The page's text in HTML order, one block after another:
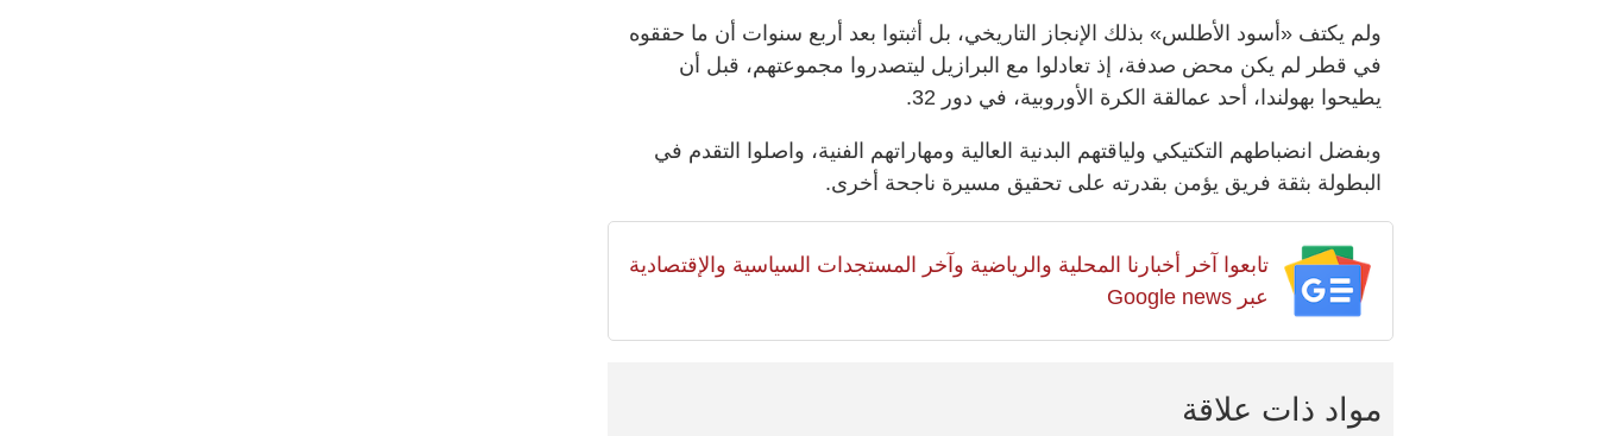
ولم يكتف «أسود الأطلس» بذلك الإنجاز التاريخي، بل أثبتوا بعد أربع سنوات أن ما ‌حققوه
في قطر لم يكن محض صدفة، إذ تعادلوا مع البرازيل ليتصدروا ​مجموعتهم، قبل أن
يطيحوا بهولندا، أحد عمالقة الكرة الأوروبية، في دور 32.
وبفضل انضباطهم التكتيكي ولياقتهم البدنية العالية ومهاراتهم الفنية، واصلوا التقدم في
البطولة بثقة فريق يؤمن بقدرته على ​تحقيق مسيرة ناجحة أخرى.
تابعوا آخر أخبارنا المحلية والرياضية وآخر المستجدات السياسية والإقتصادية
عبر Google news
مواد ذات علاقة